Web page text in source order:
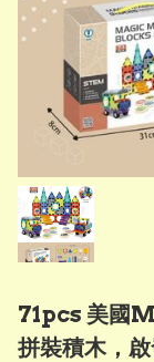
71pcs 美國
拼裝積木，